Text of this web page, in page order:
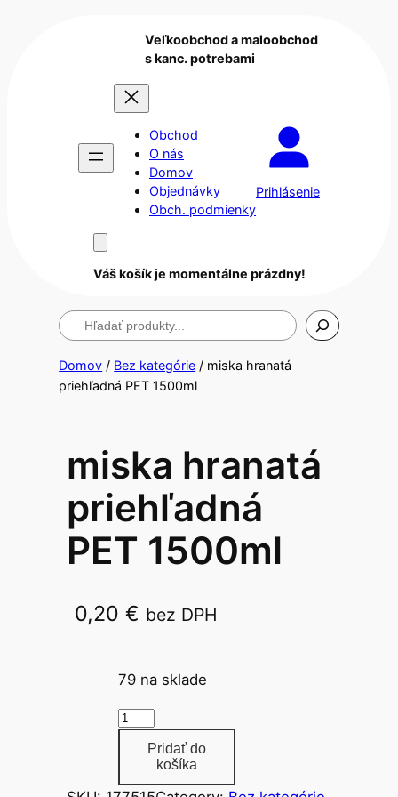
Veľkoobchod a maloobchod
s kanc. potrebami
Obchod
O nás
Domov
Objednávky
Obch. podmienky
Prihlásenie
Váš košík je momentálne prázdny!
Hľadanie
Domov / Bez kategórie / miska hranatá
priehľadná PET 1500ml
miska hranatá
priehľadná
PET 1500ml
0,20€ bez DPH
79 na sklade
m
ž
Pridať do
košíka